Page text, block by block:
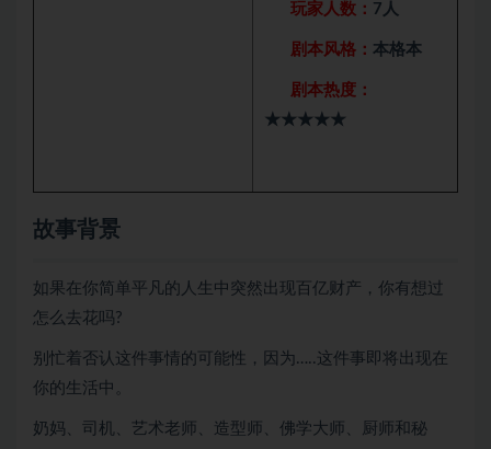
玩家人数： 7人
剧本风格： 本格本
剧本热度：
★★★★★
故事背景
如果在你简单平凡的人生中突然出现百亿财产，你有想过
怎么去花吗?
别忙着否认这件事情的可能性，因为…..这件事即将出现在
你的生活中。
奶妈、司机、艺术老师、造型师、佛学大师、厨师和秘